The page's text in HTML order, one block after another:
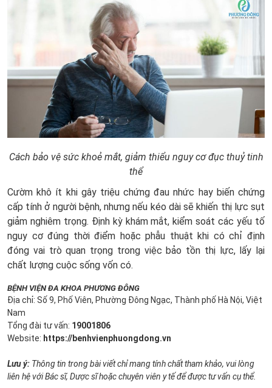
Cách bảo vệ sức khoẻ mắt, giảm thiểu nguy cơ đục thuỷ tinh
thể
Cườm khô ít khi gây triệu chứng đau nhức hay biến chứng
cấp tính ở người bệnh, nhưng nếu kéo dài sẽ khiến thị lực sụt
giảm nghiêm trọng. Định kỳ khám mắt, kiểm soát các yếu tố
nguy cơ đúng thời điểm hoặc phẫu thuật khi có chỉ định
đóng vai trò quan trọng trong việc bảo tồn thị lực, lấy lại
chất lượng cuộc sống vốn có.
BỆNH VIỆN ĐA KHOA PHƯƠNG ĐÔNG
Địa chỉ: Số 9, Phố Viên, Phường Đông Ngạc, Thành phố Hà Nội, Việt
Nam
Tổng đài tư vấn: 19001806
Website: https://benhvienphuongdong.vn
Lưu ý: Thông tin trong bài viết chỉ mang tính chất tham khảo, vui lòng
liên hệ với Bác sĩ, Dược sĩ hoặc chuyên viên y tế để được tư vấn cụ thể.